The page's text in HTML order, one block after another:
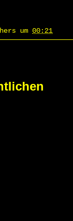
um 00:21